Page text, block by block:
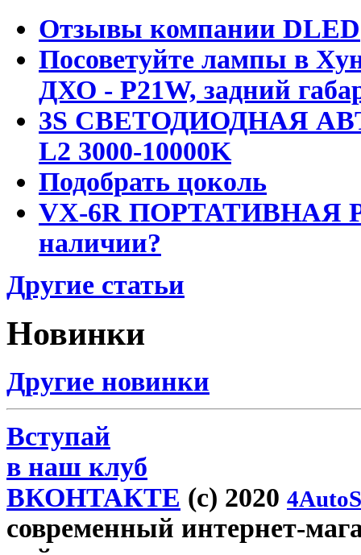
Отзывы компании DLED
Посоветуйте лампы в
ДХО - P21W, задний
3S СВЕТОДИОДНАЯ
L2 3000-10000K
Подобрать цоколь
VX-6R ПОРТАТИВНАЯ
наличии?
Другие статьи
Новинки
Другие новинки
Вступай
в наш клуб
ВКОНТАКТЕ (c) 2020
современный интернет-